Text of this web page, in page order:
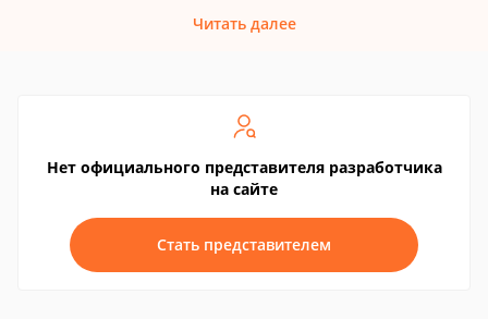
Читать далее
Нет официального представителя разработчика
на сайте
Стать представителем